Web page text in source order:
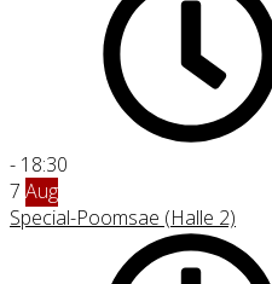
- 18:30
7 Aug
Special-Poomsae (Halle 2)